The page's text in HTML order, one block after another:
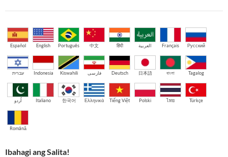
Español English Português 中文 हिंदी العربية Français Русский
עברית Indonesia Kiswahili فارسی Deutsch 日本語 বাংলা Tagalog
اُردو Italiano 한국어 Ελληνικά Tiếng Việt Polski ไทย Türkçe
Română
Ibahagi ang Salita!